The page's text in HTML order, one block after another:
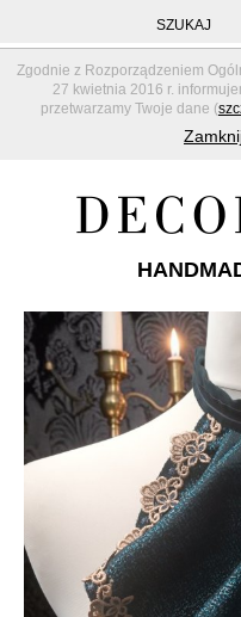
Zgodnie z Rozporządzeniem
27 kwietnia 2016 r.
przetwarzamy Twoje dane (
SZUKAJ